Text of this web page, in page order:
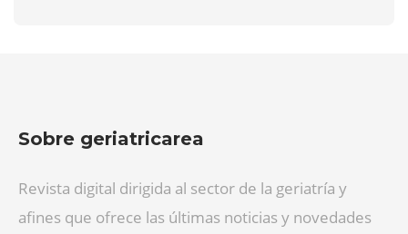
Sobre geriatricarea
Revista digital dirigida al sector de la geriatría y
afines que ofrece las últimas noticias y novedades